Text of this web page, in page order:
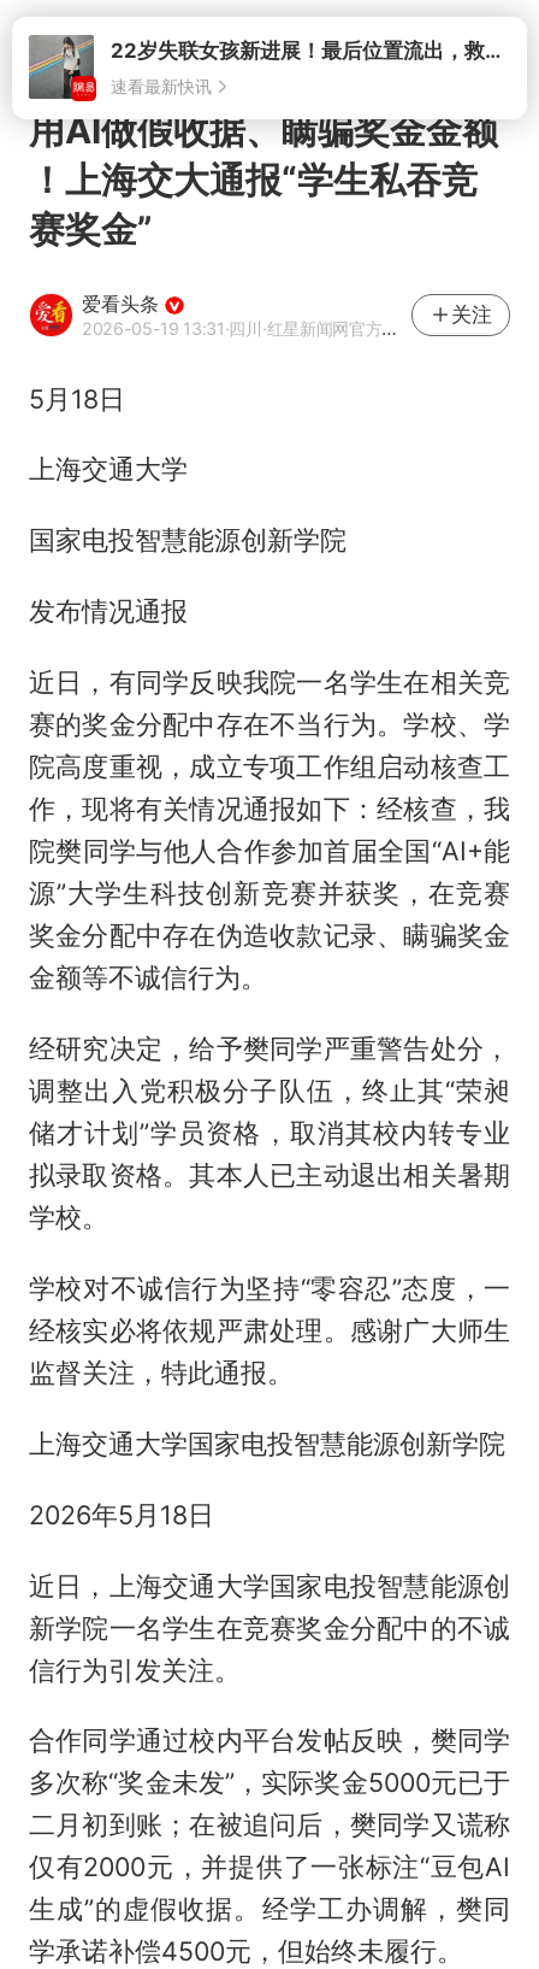
打开22岁失联女孩新进展！最后位置流出，救援队再曝两大噩耗母亲崩溃
速看最新快讯
用AI做假收据、瞒骗奖金金额
！上海交大通报“学生私吞竞
赛奖金”
爱看头条
2026-05-19 13:31·四川·红星新闻网官方网易号
关注
5月18日
上海交通大学
国家电投智慧能源创新学院
发布情况通报
近日，有同学反映我院一名学生在相关竞
赛的奖金分配中存在不当行为。学校、学
院高度重视，成立专项工作组启动核查工
作，现将有关情况通报如下：经核查，我
院樊同学与他人合作参加首届全国“AI+能
源”大学生科技创新竞赛并获奖，在竞赛
奖金分配中存在伪造收款记录、瞒骗奖金
金额等不诚信行为。
经研究决定，给予樊同学严重警告处分，
调整出入党积极分子队伍，终止其“荣昶
储才计划”学员资格，取消其校内转专业
拟录取资格。其本人已主动退出相关暑期
学校。
学校对不诚信行为坚持“零容忍”态度，一
经核实必将依规严肃处理。感谢广大师生
监督关注，特此通报。
上海交通大学国家电投智慧能源创新学院
2026年5月18日
近日，上海交通大学国家电投智慧能源创
新学院一名学生在竞赛奖金分配中的不诚
信行为引发关注。
合作同学通过校内平台发帖反映，樊同学
多次称“奖金未发”，实际奖金5000元已于
二月初到账；在被追问后，樊同学又谎称
仅有2000元，并提供了一张标注“豆包AI
生成”的虚假收据。经学工办调解，樊同
学承诺补偿4500元，但始终未履行。